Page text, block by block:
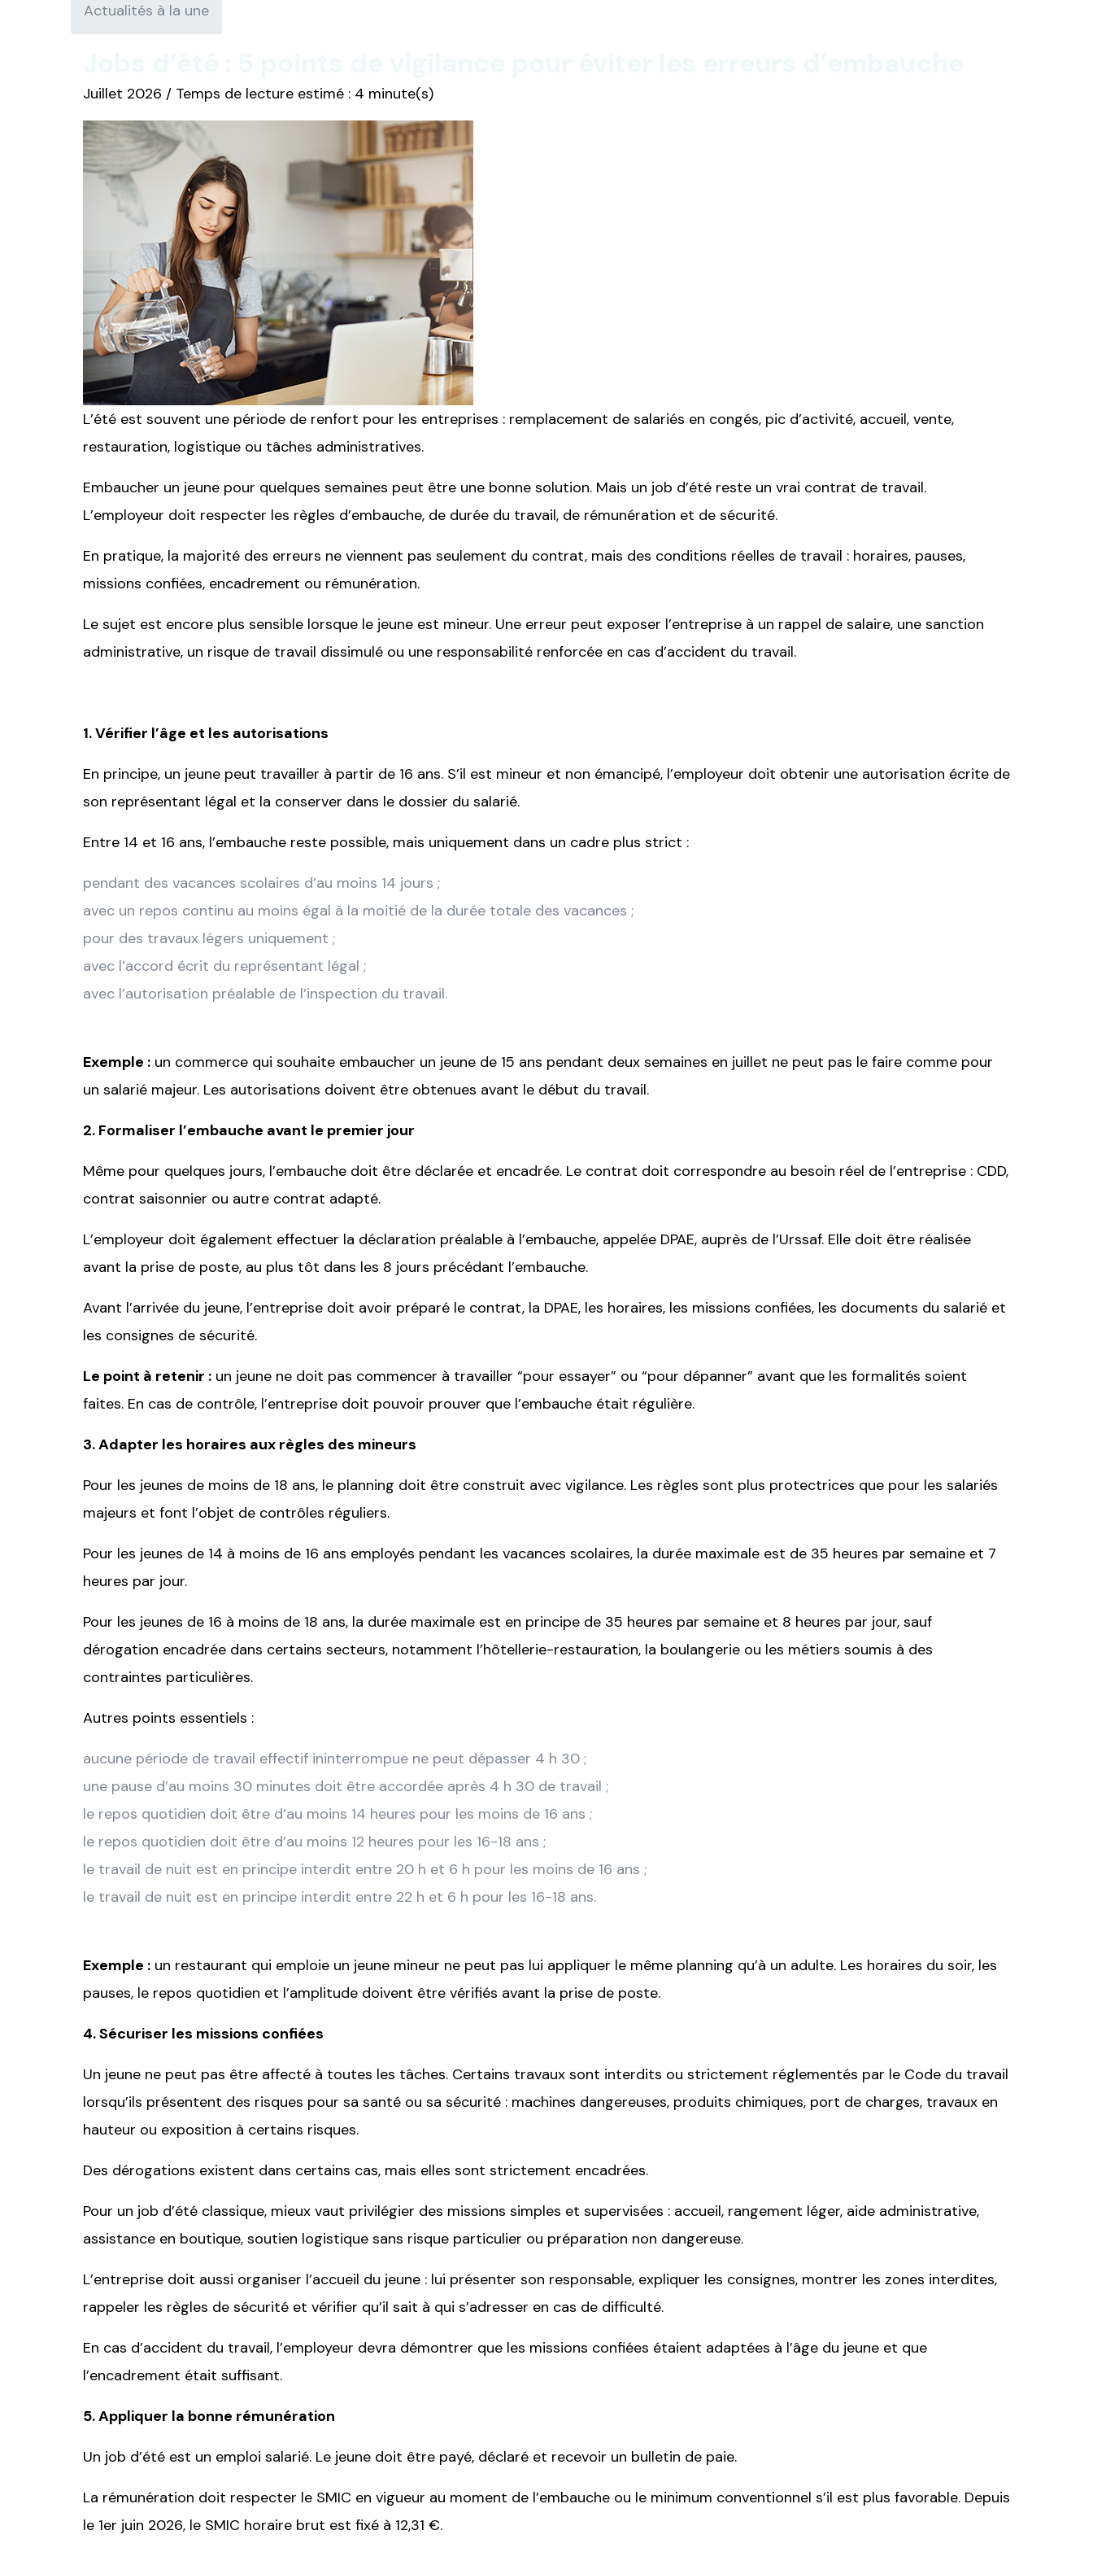
Actualités à la une
Juillet 2026 / Temps de lecture estimé : 4 minute(s)
L’été est souvent une période de renfort pour les entreprises : remplacement de salariés en congés, pic d’activité, accueil, vente,
restauration, logistique ou tâches administratives.
Embaucher un jeune pour quelques semaines peut être une bonne solution. Mais un job d’été reste un vrai contrat de travail.
L’employeur doit respecter les règles d’embauche, de durée du travail, de rémunération et de sécurité.
En pratique, la majorité des erreurs ne viennent pas seulement du contrat, mais des conditions réelles de travail : horaires, pauses,
missions confiées, encadrement ou rémunération.
Le sujet est encore plus sensible lorsque le jeune est mineur. Une erreur peut exposer l’entreprise à un rappel de salaire, une sanction
administrative, un risque de travail dissimulé ou une responsabilité renforcée en cas d’accident du travail.
1. Vérifier l’âge et les autorisations
En principe, un jeune peut travailler à partir de 16 ans. S’il est mineur et non émancipé, l’employeur doit obtenir une autorisation écrite de
son représentant légal et la conserver dans le dossier du salarié.
Entre 14 et 16 ans, l’embauche reste possible, mais uniquement dans un cadre plus strict :
pendant des vacances scolaires d’au moins 14 jours ;
avec un repos continu au moins égal à la moitié de la durée totale des vacances ;
pour des travaux légers uniquement ;
avec l’accord écrit du représentant légal ;
avec l’autorisation préalable de l’inspection du travail.
Exemple : un commerce qui souhaite embaucher un jeune de 15 ans pendant deux semaines en juillet ne peut pas le faire comme pour
un salarié majeur. Les autorisations doivent être obtenues avant le début du travail.
2. Formaliser l’embauche avant le premier jour
Même pour quelques jours, l’embauche doit être déclarée et encadrée. Le contrat doit correspondre au besoin réel de l’entreprise : CDD,
contrat saisonnier ou autre contrat adapté.
L’employeur doit également effectuer la déclaration préalable à l’embauche, appelée DPAE, auprès de l’Urssaf. Elle doit être réalisée
avant la prise de poste, au plus tôt dans les 8 jours précédant l’embauche.
Avant l’arrivée du jeune, l’entreprise doit avoir préparé le contrat, la DPAE, les horaires, les missions confiées, les documents du salarié et
les consignes de sécurité.
Le point à retenir : un jeune ne doit pas commencer à travailler “pour essayer” ou “pour dépanner” avant que les formalités soient
faites. En cas de contrôle, l’entreprise doit pouvoir prouver que l’embauche était régulière.
3. Adapter les horaires aux règles des mineurs
Pour les jeunes de moins de 18 ans, le planning doit être construit avec vigilance. Les règles sont plus protectrices que pour les salariés
majeurs et font l’objet de contrôles réguliers.
Pour les jeunes de 14 à moins de 16 ans employés pendant les vacances scolaires, la durée maximale est de 35 heures par semaine et 7
heures par jour.
Pour les jeunes de 16 à moins de 18 ans, la durée maximale est en principe de 35 heures par semaine et 8 heures par jour, sauf
dérogation encadrée dans certains secteurs, notamment l’hôtellerie-restauration, la boulangerie ou les métiers soumis à des
contraintes particulières.
Autres points essentiels :
aucune période de travail effectif ininterrompue ne peut dépasser 4 h 30 ;
une pause d’au moins 30 minutes doit être accordée après 4 h 30 de travail ;
le repos quotidien doit être d’au moins 14 heures pour les moins de 16 ans ;
le repos quotidien doit être d’au moins 12 heures pour les 16-18 ans ;
le travail de nuit est en principe interdit entre 20 h et 6 h pour les moins de 16 ans ;
le travail de nuit est en principe interdit entre 22 h et 6 h pour les 16-18 ans.
Exemple : un restaurant qui emploie un jeune mineur ne peut pas lui appliquer le même planning qu’à un adulte. Les horaires du soir, les
pauses, le repos quotidien et l’amplitude doivent être vérifiés avant la prise de poste.
4. Sécuriser les missions confiées
Un jeune ne peut pas être affecté à toutes les tâches. Certains travaux sont interdits ou strictement réglementés par le Code du travail
lorsqu’ils présentent des risques pour sa santé ou sa sécurité : machines dangereuses, produits chimiques, port de charges, travaux en
hauteur ou exposition à certains risques.
Des dérogations existent dans certains cas, mais elles sont strictement encadrées.
Pour un job d’été classique, mieux vaut privilégier des missions simples et supervisées : accueil, rangement léger, aide administrative,
assistance en boutique, soutien logistique sans risque particulier ou préparation non dangereuse.
L’entreprise doit aussi organiser l’accueil du jeune : lui présenter son responsable, expliquer les consignes, montrer les zones interdites,
rappeler les règles de sécurité et vérifier qu’il sait à qui s’adresser en cas de difficulté.
En cas d’accident du travail, l’employeur devra démontrer que les missions confiées étaient adaptées à l’âge du jeune et que
l’encadrement était suffisant.
5. Appliquer la bonne rémunération
Un job d’été est un emploi salarié. Le jeune doit être payé, déclaré et recevoir un bulletin de paie.
La rémunération doit respecter le SMIC en vigueur au moment de l’embauche ou le minimum conventionnel s’il est plus favorable. Depuis
le 1er juin 2026, le SMIC horaire brut est fixé à 12,31 €.